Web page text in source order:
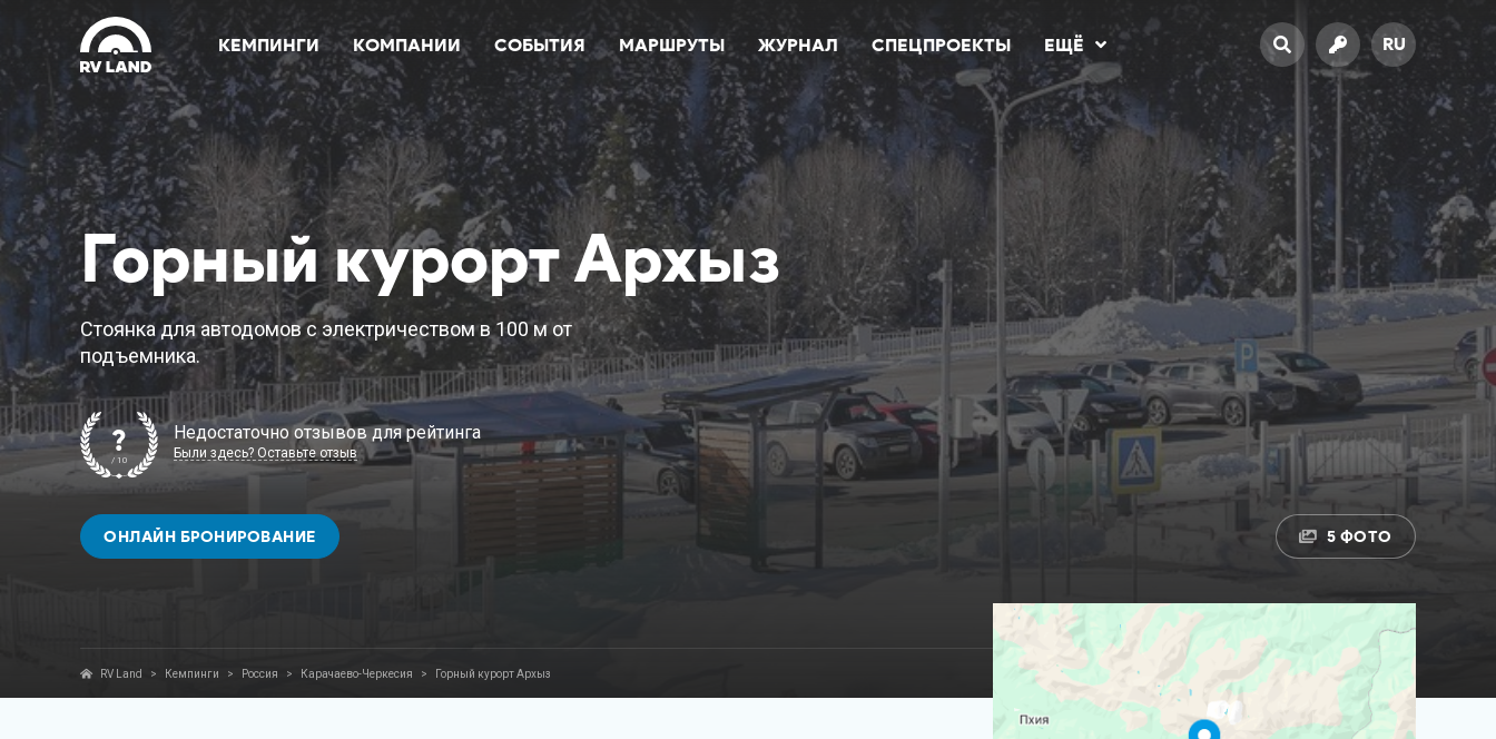
КЕМПИНГИ КОМПАНИИ СОБЫТИЯ МАРШРУТЫ ЖУРНАЛ СПЕЦПРОЕКТЫ ЕЩЁ RU
Горный курорт Архыз
Стоянка для автодомов с электричеством в 100 м от
подъемника.
?
/ 10
Недостаточно отзывов для рейтинга
Были здесь? Оставьте отзыв
ОНЛАЙН БРОНИРОВАНИЕ 5 ФОТО
RV Land > Кемпинги > Россия > Карачаево-Черкесия > Горный курорт Архыз